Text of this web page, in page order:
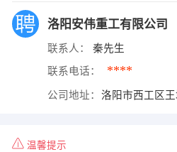
洛阳安伟重工有限公司
联系人： 秦先生
联系电话： ****
公司地址： 洛阳市西工区
温馨提示